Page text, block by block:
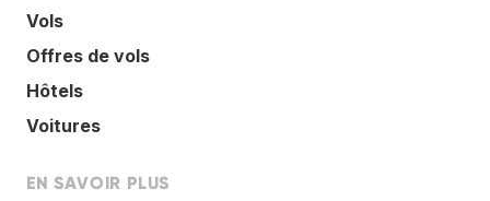
Vols
Offres de vols
Hôtels
Voitures
EN SAVOIR PLUS